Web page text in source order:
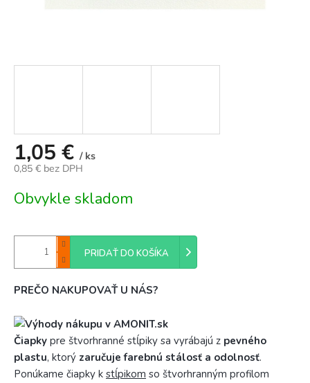
1,05 € / ks
0,85 € bez DPH
cena:
Obvykle skladom
PRIDAŤ DO KOŠÍKA
PREČO NAKUPOVAŤ U NÁS?
Čiapky pre štvorhranné stĺpiky sa vyrábajú z pevného
plastu, ktorý zaručuje farebnú stálosť a odolnosť.
Ponúkame čiapky k stĺpikom so štvorhranným profilom